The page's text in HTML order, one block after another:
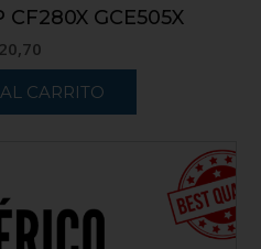
CF280X GCE505X
20,70
CARRITO